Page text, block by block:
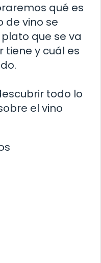
qué es
de vino se
que se va
tiene y cuál es
todo lo
el vino